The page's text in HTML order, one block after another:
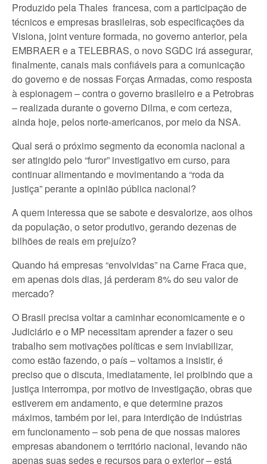
Produzido pela Thales francesa, com a participação de
técnicos e empresas brasileiras, sob especificações da
Visiona, joint venture formada, no governo anterior, pela
EMBRAER e a TELEBRAS, o novo SGDC irá assegurar,
finalmente, canais mais confiáveis para a comunicação
do governo e de nossas Forças Armadas, como resposta
à espionagem – contra o governo brasileiro e a Petrobras
– realizada durante o governo Dilma, e com certeza,
ainda hoje, pelos norte-americanos, por meio da NSA.
Qual será o próximo segmento da economia nacional a
ser atingido pelo “furor” investigativo em curso, para
continuar alimentando e movimentando a “roda da
justiça” perante a opinião pública nacional?
A quem interessa que se sabote e desvalorize, aos olhos
da população, o setor produtivo, gerando dezenas de
bilhões de reais em prejuízo?
Quando há empresas “envolvidas” na Carne Fraca que,
em apenas dois dias, já perderam 8% do seu valor de
mercado?
O Brasil precisa voltar a caminhar economicamente e o
Judiciário e o MP necessitam aprender a fazer o seu
trabalho sem motivações políticas e sem inviabilizar,
como estão fazendo, o país – voltamos a insistir, é
preciso que o discuta, imediatamente, lei proibindo que a
justiça interrompa, por motivo de investigação, obras que
estiverem em andamento, e que determine prazos
máximos, também por lei, para interdição de indústrias
em funcionamento – sob pena de que nossas maiores
empresas abandonem o território nacional, levando não
apenas suas sedes e recursos para o exterior – está